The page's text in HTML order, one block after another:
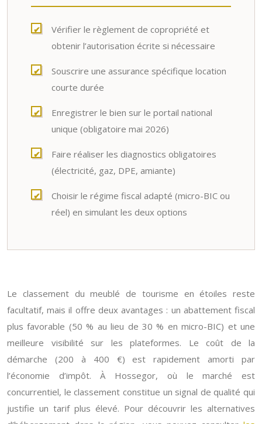
Vérifier le règlement de copropriété et
obtenir l’autorisation écrite si nécessaire
Souscrire une assurance spécifique location
courte durée
Enregistrer le bien sur le portail national
unique (obligatoire mai 2026)
Faire réaliser les diagnostics obligatoires
(électricité, gaz, DPE, amiante)
Choisir le régime fiscal adapté (micro-BIC ou
réel) en simulant les deux options
Le classement du meublé de tourisme en étoiles reste
facultatif, mais il offre deux avantages : un abattement fiscal
plus favorable (50 % au lieu de 30 % en micro-BIC) et une
meilleure visibilité sur les plateformes. Le coût de la
démarche (200 à 400 €) est rapidement amorti par
l’économie d’impôt. À Hossegor, où le marché est
concurrentiel, le classement constitue un signal de qualité qui
justifie un tarif plus élevé. Pour découvrir les alternatives